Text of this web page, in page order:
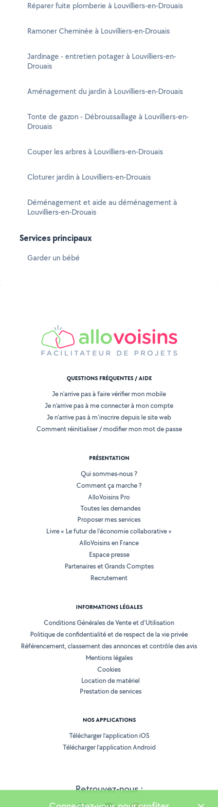
Réparer fuite plomberie à Louvilliers-en-Drouais
Ramoner Cheminée à Louvilliers-en-Drouais
Jardinage - entretien potager à Louvilliers-en-
Drouais
Aménagement du jardin à Louvilliers-en-Drouais
Tonte de gazon - Débroussaillage à Louvilliers-en-
Drouais
Couper les arbres à Louvilliers-en-Drouais
Cloturer jardin à Louvilliers-en-Drouais
Déménagement et aide au déménagement à
Louvilliers-en-Drouais
Services principaux
Garder un bébé
Retrouvez-nous :
QUESTIONS FRÉQUENTES / AIDE
Je n'arrive pas à faire vérifier mon mobile
Je n'arrive pas à me connecter à mon compte
Je n'arrive pas à m'inscrire depuis le site web
Comment réinitialiser / modifier mon mot de passe
PRÉSENTATION
Qui sommes-nous ?
Comment ça marche ?
AlloVoisins Pro
Toutes les demandes
Proposer mes services
Livre « Le futur de l'économie collaborative »
AlloVoisins en France
Espace presse
Partenaires et Grands Comptes
Recrutement
INFORMATIONS LÉGALES
Conditions Générales de Vente et d'Utilisation
Politique de confidentialité et de respect de la vie privée
Référencement, classement des annonces et contrôle des avis
Mentions légales
Cookies
Location de matériel
Prestation de services
NOS APPLICATIONS
Télécharger l’application iOS
Télécharger l’application Android